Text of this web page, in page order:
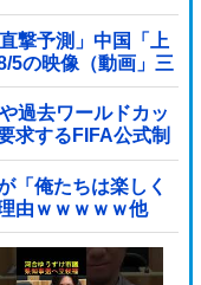
撃予測」中国「上
5の映像（動画」三
下流大水害（震え
過去ワールドカッ
求するFIFA公式制
「俺たちは楽しく
由ｗｗｗｗｗ他